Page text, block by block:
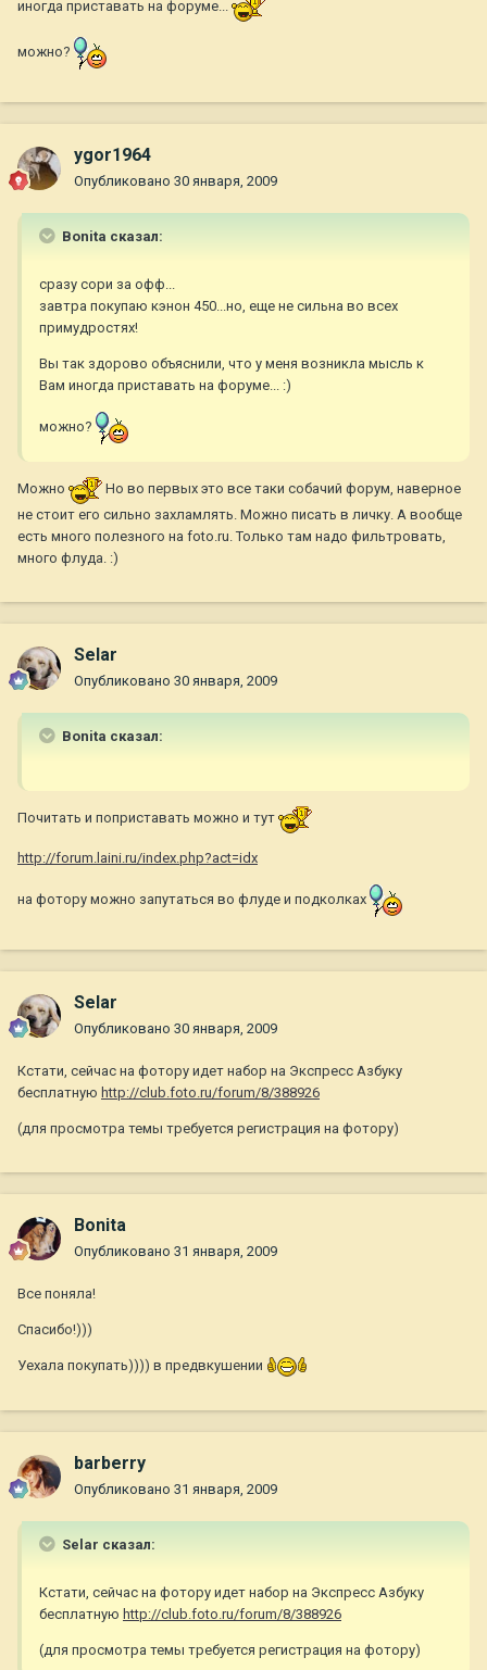
иногда приставать на форуме...
можно?
ygor1964
Опубликовано 30 января, 2009
Bonita сказал:
сразу сори за офф...
завтра покупаю кэнон 450...но, еще не сильна во всех
примудростях!
Вы так здорово объяснили, что у меня возникла мысль к
Вам иногда приставать на форуме... :)
можно?
Можно
Но во первых это все таки собачий форум, наверное
не стоит его сильно захламлять. Можно писать в личку. А вообще
есть много полезного на foto.ru. Только там надо фильтровать,
много флуда. :)
Selar
Опубликовано 30 января, 2009
Bonita сказал:
Почитать и поприставать можно и тут
http://forum.laini.ru/index.php?act=idx
на фотору можно запутаться во флуде и подколках
Selar
Опубликовано 30 января, 2009
Кстати, сейчас на фотору идет набор на Экспресс Азбуку
бесплатную http://club.foto.ru/forum/8/388926
(для просмотра темы требуется регистрация на фотору)
Bonita
Опубликовано 31 января, 2009
Все поняла!
Спасибо!)))
Уехала покупать)))) в предвкушении
barberry
Опубликовано 31 января, 2009
Selar сказал:
Кстати, сейчас на фотору идет набор на Экспресс Азбуку
бесплатную http://club.foto.ru/forum/8/388926
(для просмотра темы требуется регистрация на фотору)